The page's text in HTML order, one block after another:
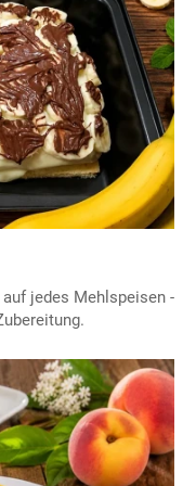
jedes Mehlspeisen -